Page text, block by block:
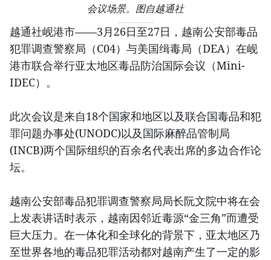
会议场景。图自越通社
越通社岘港市——3月26日至27日，越南公安部毒品
犯罪调查警察局（C04）与美国缉毒局（DEA）在岘
港市联合举行亚太地区毒品防治国际会议（Mini-
IDEC）。
此次会议是来自18个国家和地区以及联合国毒品和犯
罪问题办事处(UNODC)以及国际麻醉品管制局
(INCB)两个国际组织的百余名代表出席的多边合作论
坛。
越南公安部毒品犯罪调查警察局局长阮文院中将在会
上发表讲话时表示，越南因邻近毒源“金三角”而遭受
巨大压力。在一体化和全球化的背景下，亚太地区乃
至世界各地的毒品犯罪活动都对越南产生了一定的影